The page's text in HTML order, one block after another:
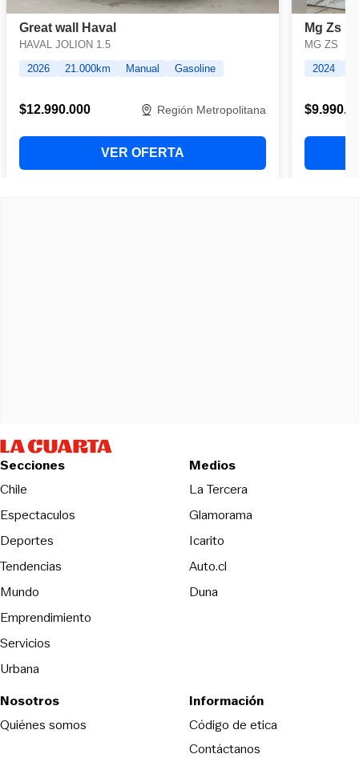
Secciones
Chile
Espectaculos
Deportes
Tendencias
Mundo
Emprendimiento
Servicios
Urbana
Medios
La TerceraOpens in new
Glamorama
Icarito
Auto.cl
DunaOpens in new window
Nosotros
Quiénes somos
Información
Código de eticaOpens in new
Contáctanos